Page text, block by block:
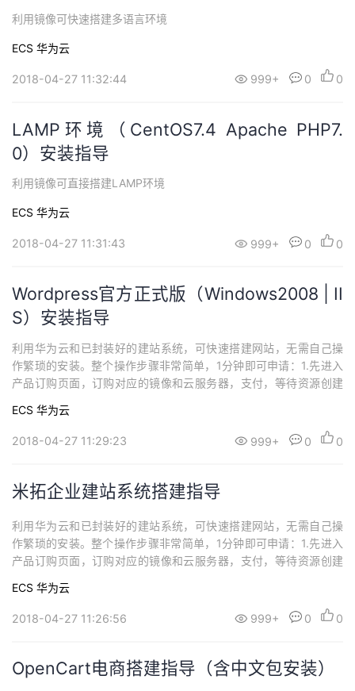
利用镜像可快速搭建多语言环境
ECS 华为云
2018-04-27 11:32:44 999+ 0 0
LAMP环境（CentOS7.4 Apache PHP7.
0）安装指导
利用镜像可直接搭建LAMP环境
ECS 华为云
2018-04-27 11:31:43 999+ 0 0
Wordpress官方正式版（Windows2008 | II
S）安装指导
利用华为云和已封装好的建站系统，可快速搭建网站，无需自己操
作繁琐的安装。整个操作步骤非常简单，1分钟即可申请：1.先进入
产品订购页面，订购对应的镜像和云服务器，支付，等待资源创建
ECS 华为云
2018-04-27 11:29:23 999+ 0 0
米拓企业建站系统搭建指导
利用华为云和已封装好的建站系统，可快速搭建网站，无需自己操
作繁琐的安装。整个操作步骤非常简单，1分钟即可申请：1.先进入
产品订购页面，订购对应的镜像和云服务器，支付，等待资源创建
ECS 华为云
2018-04-27 11:26:56 999+ 0 0
OpenCart电商搭建指导（含中文包安装）